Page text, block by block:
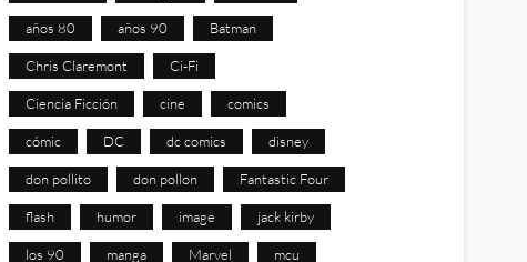
años 80 años 90 Batman
Chris Claremont Ci-Fi
Ciencia Ficción cine comics
cómic DC dc comics disney
don pollito don pollon Fantastic Four
flash humor image jack kirby
los 90 manga Marvel mcu